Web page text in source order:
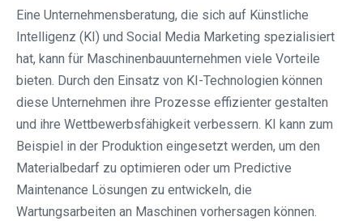
Eine Unternehmensberatung, die sich auf Künstliche
Intelligenz (KI) und Social Media Marketing spezialisiert
hat, kann für Maschinenbauunternehmen viele Vorteile
bieten. Durch den Einsatz von KI-Technologien können
diese Unternehmen ihre Prozesse effizienter gestalten
und ihre Wettbewerbsfähigkeit verbessern. KI kann zum
Beispiel in der Produktion eingesetzt werden, um den
Materialbedarf zu optimieren oder um Predictive
Maintenance Lösungen zu entwickeln, die
Wartungsarbeiten an Maschinen vorhersagen können.